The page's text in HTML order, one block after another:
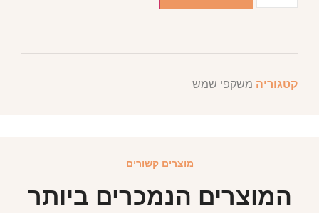
קטגוריה משקפי שמש
מוצרים קשורים
המוצרים הנמכרים ביותר